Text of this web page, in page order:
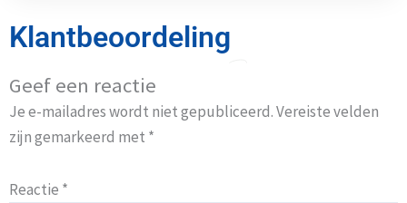
Klantbeoordeling
Geef een reactie
Je e-mailadres wordt niet gepubliceerd.Vereiste velden
zijn gemarkeerd met *
Reactie *